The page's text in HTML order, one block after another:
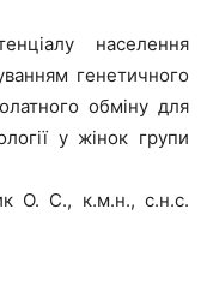
населення
генетичного
обміну для
у жінок групи
О. С., к.м.н., с.н.с.